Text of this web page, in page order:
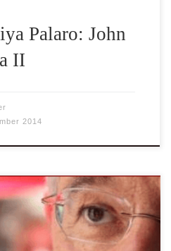
Palaro: John
II
2014
Jahres, am 23. Januar 2015
und Beauftragter
und